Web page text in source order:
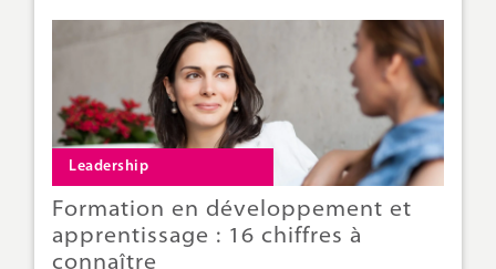
Leadership
Formation en développement et
apprentissage : 16 chiffres à
connaître